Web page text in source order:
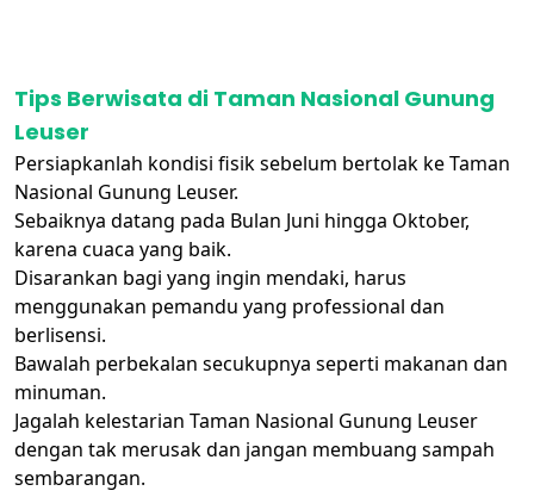
Tips Berwisata di Taman Nasional Gunung
Leuser
Persiapkanlah kondisi fisik sebelum bertolak ke Taman
Nasional Gunung Leuser.
Sebaiknya datang pada Bulan Juni hingga Oktober,
karena cuaca yang baik.
Disarankan bagi yang ingin mendaki, harus
menggunakan pemandu yang professional dan
berlisensi.
Bawalah perbekalan secukupnya seperti makanan dan
minuman.
Jagalah kelestarian Taman Nasional Gunung Leuser
dengan tak merusak dan jangan membuang sampah
sembarangan.